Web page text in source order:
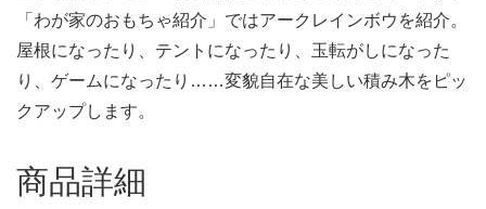
「わが家のおもちゃ紹介」ではアークレインボウを紹介。
屋根になったり、テントになったり、玉転がしになった
り、ゲームになったり……変貌自在な美しい積み木をピッ
クアップします。
商品詳細